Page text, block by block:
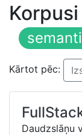
Kārtot pēc:
Daudzslāņu